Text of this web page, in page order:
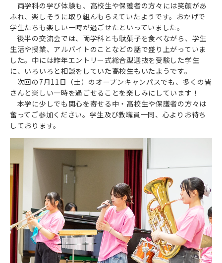
両学科の学び体験も、高校生や保護者の方々には笑顔があ
ふれ、楽しそうに取り組んもらえていたようです。おかげで
学生たちも楽しい一時が過ごせたといっていました。
後半の交流会では、両学科とも駄菓子を食べながら、学生
生活や授業、アルバイトのことなどの話で盛り上がっていま
した。中には昨年エントリー式総合型選抜を受験した学生
に、いろいろと相談をしていた高校生もいたようです。
次回の7月11日（土）のオープンキャンパスでも、多くの皆
さんと楽しい一時を過ごせることを楽しみにしています！
本学に少しでも関心を寄せる中・高校生や保護者の方々は
奮ってご参加ください。学生及び教職員一同、心よりお待ち
しております。